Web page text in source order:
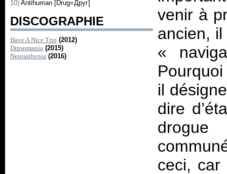
10) Antihuman [Drug=Друг]
DISCOGRAPHIE
Have A Nice Trip (2012)
Dipsomania (2015)
Neurasthenia (2016)
venir à
ancien,
«
il
dire
ceci, car